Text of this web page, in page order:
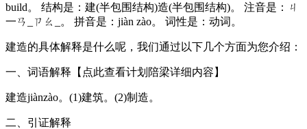
build。 结构是：建(半包围结构)造(半包围结构)。 注音是：ㄐ
一ㄢ_ㄗㄠ_。 拼音是：jiàn zào。 词性是：动词。
建造的具体解释是什么呢，我们通过以下几个方面为您介绍：
一、词语解释【点此查看计划陪梁详细内容】
建造jiànzào。(1)建筑。(2)制造。
二、引证解释